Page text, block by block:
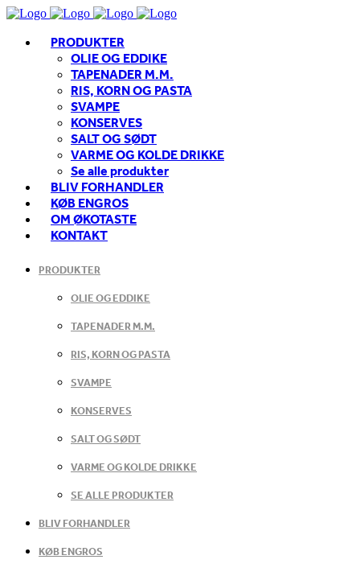
PRODUKTER
OLIE OG EDDIKE
TAPENADER M.M.
RIS, KORN OG PASTA
SVAMPE
KONSERVES
SALT OG SØDT
VARME OG KOLDE DRIKKE
Se alle produkter
BLIV FORHANDLER
KØB ENGROS
OM ØKOTASTE
KONTAKT
PRODUKTER
OLIE OG EDDIKE
TAPENADER M.M.
RIS, KORN OG PASTA
SVAMPE
KONSERVES
SALT OG SØDT
VARME OG KOLDE DRIKKE
SE ALLE PRODUKTER
BLIV FORHANDLER
KØB ENGROS